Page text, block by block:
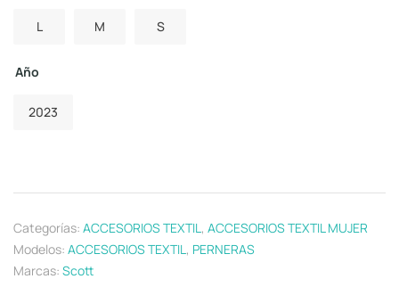
L M S
Año
2023
Categorías: ACCESORIOS TEXTIL , ACCESORIOS TEXTIL MUJER
Modelos: ACCESORIOS TEXTIL , PERNERAS
Marcas: Scott